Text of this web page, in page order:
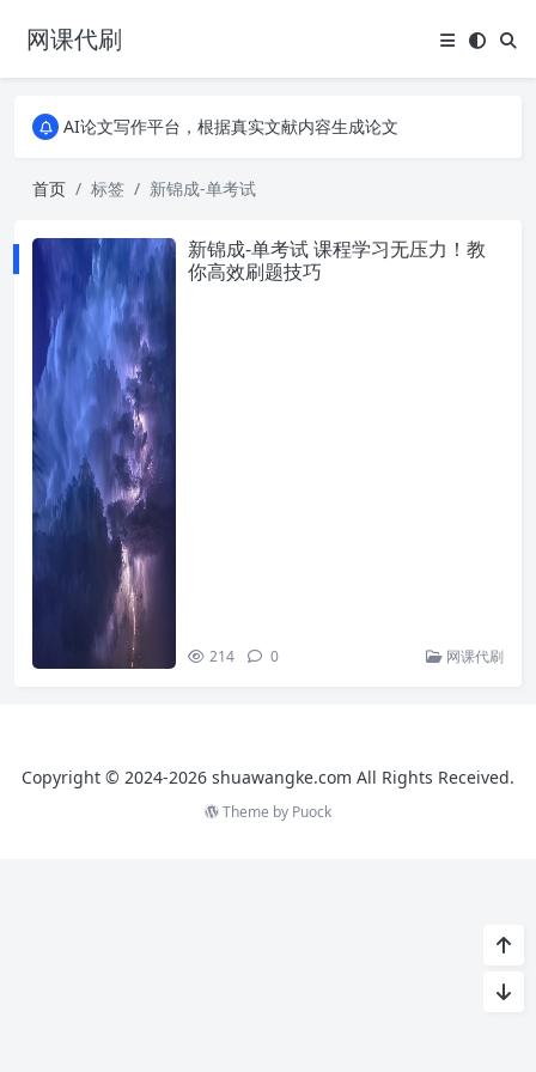
网课代刷
AI论文写作平台，根据真实文献内容生成论文
AI论文写作平台，根据真实文献内容生成论文
首页
标签 新锦成-单考试
新锦成-单考试 课程学习无压力！教
你高效刷题技巧
214 0 网课代刷
Copyright © 2024-2026 shuawangke.com All Rights Received.
Theme by Puock